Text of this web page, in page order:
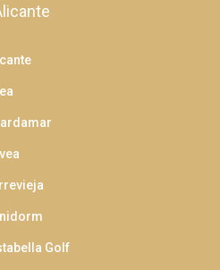
Golf